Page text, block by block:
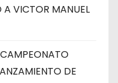
VICTOR MANUEL
DE